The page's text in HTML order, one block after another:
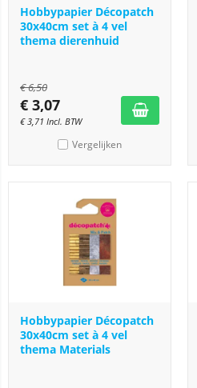
Hobbypapier Décopatch
30x40cm set à 4 vel
thema dierenhuid
€6,50
€ 3,07
€3,71 Incl. BTW
Vergelijken
Hobbypapier Décopatch
30x40cm set à 4 vel
thema Materials